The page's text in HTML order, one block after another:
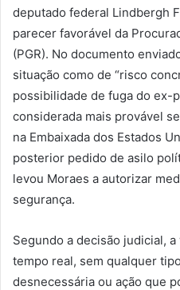
deputado federal Lindbergh
parecer favorável da
(PGR). No documento
situação como de “risco
possibilidade de fuga do ex-
considerada mais provável
na Embaixada dos Estados
posterior pedido de asilo
levou Moraes a autorizar
segurança.
Segundo a decisão judicial,
tempo real, sem qualquer
desnecessária ou ação que